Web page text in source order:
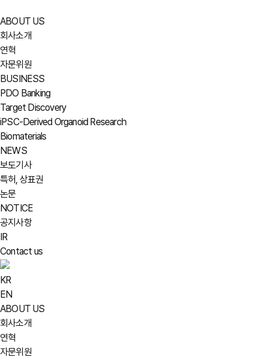
ABOUT US
회사소개
연혁
자문위원
BUSINESS
PDO Banking
Target Discovery
iPSC-Derived Organoid Research
Biomaterials
NEWS
보도기사
특허, 상표권
논문
NOTICE
공지사항
IR
Contact us
KR
EN
ABOUT US
회사소개
연혁
자문위원